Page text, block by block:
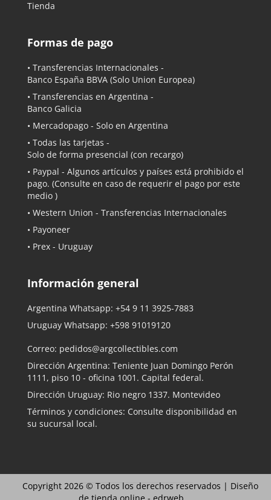
Tienda
Formas de pago
• Transferencias Internacionales -
Banco España BBVA (Solo Union Europea)
• Transferencias en Argentina -
Banco Galicia
• Mercadopago - Solo en Argentina
• Todas las tarjetas -
Solo de forma presencial (con recargo)
• Paypal - Algunos artículos y países está prohibido el
pago. (Consulte en caso de requerir el pago por este
medio )
• Western Union - Transferencias Internacionales
• Payoneer
• Prex - Uruguay
Información general
Argentina Whatsapp: +54 9 11 3925-7883
Uruguay Whatsapp: +598 91019120
Correo: pedidos@argcollectibles.com
Dirección Argentina: Teniente Juan Domingo Perón
1111, piso 10 - oficina 1001. Capital federal.
Dirección Uruguay: Rio negro 1337. Montevideo
Términos y condiciones: Consulte disponibilidad en
su sucursal local.
Copyright 2026 © Todos los derechos reservados | Diseño
de tienda online - edrweb